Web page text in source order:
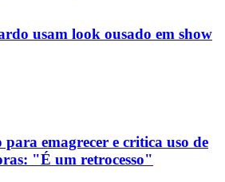
usam look ousado em show
para emagrecer e critica uso de
"É um retrocesso"